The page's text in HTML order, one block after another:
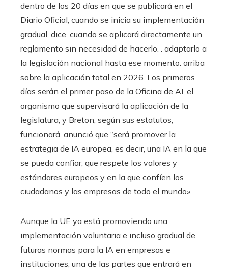
dentro de los 20 días en que se publicará en el
Diario Oficial, cuando se inicia su implementación
gradual, dice, cuando se aplicará directamente un
reglamento sin necesidad de hacerlo. . adaptarlo a
la legislación nacional hasta ese momento. arriba
sobre la aplicación total en 2026. Los primeros
días serán el primer paso de la Oficina de AI, el
organismo que supervisará la aplicación de la
legislatura, y Breton, según sus estatutos,
funcionará, anunció que “será promover la
estrategia de IA europea, es decir, una IA en la que
se pueda confiar, que respete los valores y
estándares europeos y en la que confíen los
ciudadanos y las empresas de todo el mundo».
Aunque la UE ya está promoviendo una
implementación voluntaria e incluso gradual de
futuras normas para la IA en empresas e
instituciones, una de las partes que entrará en